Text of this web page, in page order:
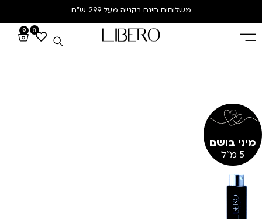
משלוחים חינם בקנייה מעל 299 ש”ח
0
0
מיני בושם
5 מ"ל